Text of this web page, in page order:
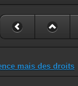
mais des droits